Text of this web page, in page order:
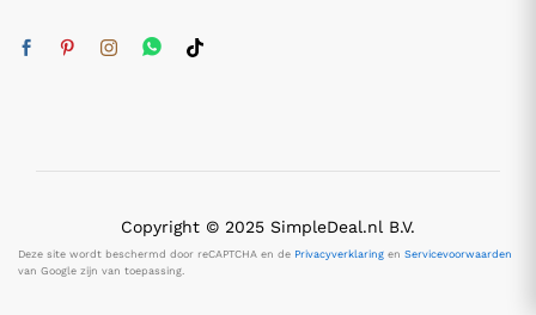
Copyright © 2025 SimpleDeal.nl B.V.
Deze site wordt beschermd door reCAPTCHA en de Privacyverklaring en Servicevoorwaarden
van Google zijn van toepassing.